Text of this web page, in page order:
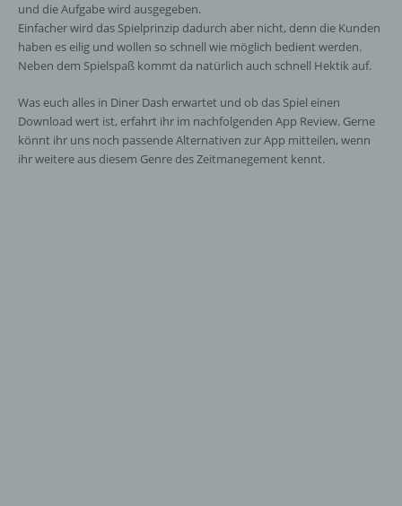
und die Aufgabe wird ausgegeben.
Einfacher wird das Spielprinzip dadurch aber nicht, denn die Kunden
haben es eilig und wollen so schnell wie möglich bedient werden.
Neben dem Spielspaß kommt da natürlich auch schnell Hektik auf.
Was euch alles in Diner Dash erwartet und ob das Spiel einen
Download wert ist, erfahrt ihr im nachfolgenden App Review. Gerne
könnt ihr uns noch passende Alternativen zur App mitteilen, wenn
ihr weitere aus diesem Genre des Zeitmanegement kennt.